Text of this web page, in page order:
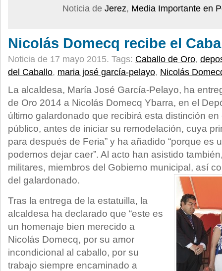
Noticia de Jerez, Media Importante en
Nicolás Domecq recibe el
Noticia de 17 mayo 2015. Tags: Caballo de Oro,
del Caballo, maria josé garcía-pelayo, Nicolás
La alcaldesa, María José García-Pelayo, ha
de Oro 2014 a Nicolás Domecq Ybarra, en el
último galardonado que recibirá esta distinción
público, antes de iniciar su remodelación, cuya
para después de Feria” y ha añadido “porque es
podemos dejar caer”. Al acto han asistido
militares, miembros del Gobierno municipal, así
del galardonado.
Tras la entrega de la estatuilla, la
alcaldesa ha declarado que “este es
un homenaje bien merecido a
Nicolás Domecq, por su amor
incondicional al caballo, por su
trabajo siempre encaminado a